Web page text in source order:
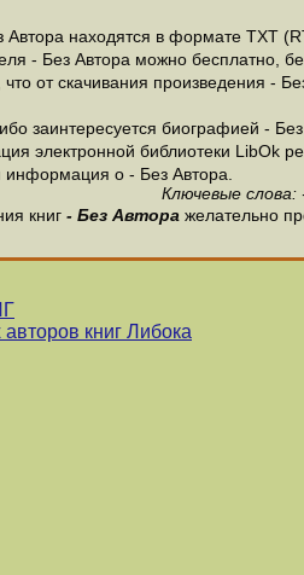
Автора находятся в формате ТХТ
- Без Автора можно бесплатно,
от скачивания произведения -
заинтересуется биографией -
электронной библиотеки LibOk
информация о - Без Автора.
Ключевые
книг - Без Автора желательно
книг Либока